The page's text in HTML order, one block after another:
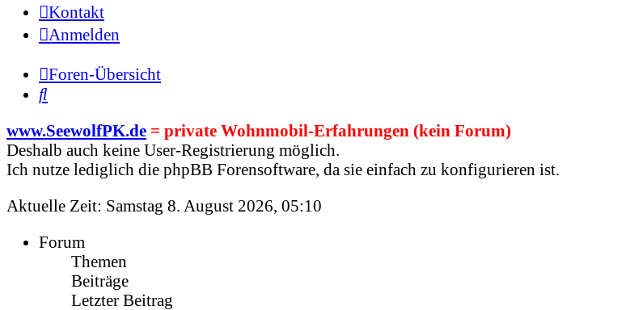
Kontakt
Anmelden
Foren-Übersicht
www.SeewolfPK.de = private Wohnmobil-Erfahrungen (kein Forum)
Deshalb auch keine User-Registrierung möglich.
Ich nutze lediglich die phpBB Forensoftware, da sie einfach zu konfigurieren ist.
Aktuelle Zeit: Samstag 8. August 2026, 05:10
Forum
Themen
Beiträge
Letzter Beitrag